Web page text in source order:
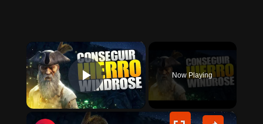
×
PLAY VIDEO
Now Playing
×